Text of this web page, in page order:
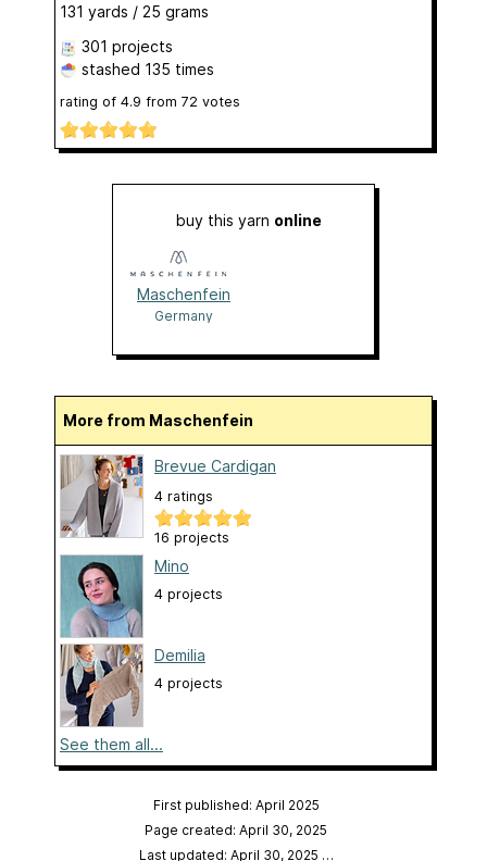
131 yards / 25 grams
301 projects
stashed 135 times
rating of 4.9 from 72 votes
buy this yarn online
Maschenfein
Germany
More from Maschenfein
Brevue Cardigan
4 ratings
16 projects
Mino
4 projects
Demilia
4 projects
See them all...
First published: April 2025
Page created: April 30, 2025
Last updated: April 30, 2025 …